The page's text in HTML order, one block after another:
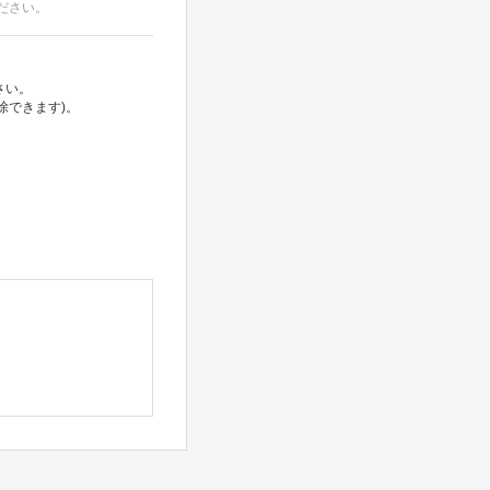
い。
。
きます)。